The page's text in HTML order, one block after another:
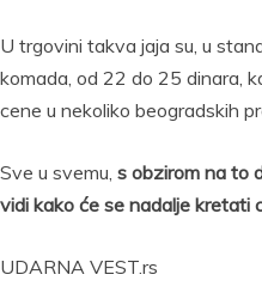
U trgovini takva jaja su, u
komada, od 22 do 25 dinara,
cene u nekoliko beogradskih
Sve u svemu, s obzirom na to
vidi kako će se nadalje kretati
UDARNA VEST.rs